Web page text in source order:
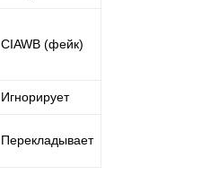
CIAWB (фейк)
Игнорирует
Перекладывает